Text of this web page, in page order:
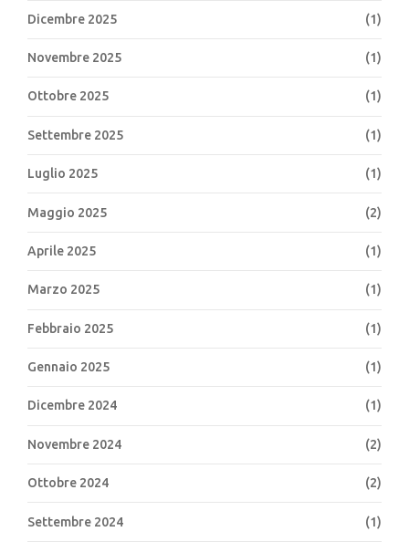
Dicembre 2025 (1)
Novembre 2025 (1)
Ottobre 2025 (1)
Settembre 2025 (1)
Luglio 2025 (1)
Maggio 2025 (2)
Aprile 2025 (1)
Marzo 2025 (1)
Febbraio 2025 (1)
Gennaio 2025 (1)
Dicembre 2024 (1)
Novembre 2024 (2)
Ottobre 2024 (2)
Settembre 2024 (1)